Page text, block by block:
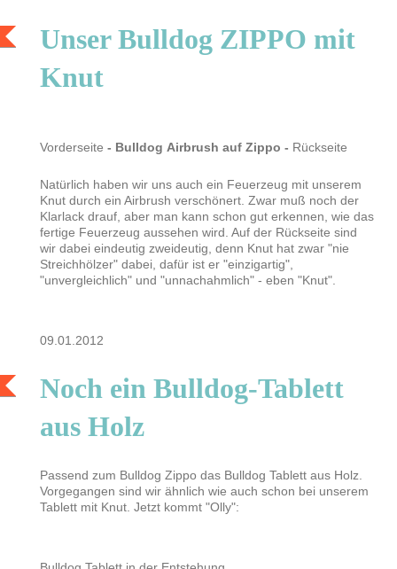
Unser Bulldog ZIPPO mit
Knut
Vorderseite - Bulldog Airbrush auf Zippo - Rückseite
Natürlich haben wir uns auch ein Feuerzeug mit unserem
Knut durch ein Airbrush verschönert. Zwar muß noch der
Klarlack drauf, aber man kann schon gut erkennen, wie das
fertige Feuerzeug aussehen wird. Auf der Rückseite sind
wir dabei eindeutig zweideutig, denn Knut hat zwar "nie
Streichhölzer" dabei, dafür ist er "einzigartig",
"unvergleichlich" und "unnachahmlich" - eben "Knut".
09.01.2012
Noch ein Bulldog-Tablett
aus Holz
Passend zum Bulldog Zippo das Bulldog Tablett aus Holz.
Vorgegangen sind wir ähnlich wie auch schon bei unserem
Tablett mit Knut. Jetzt kommt "Olly":